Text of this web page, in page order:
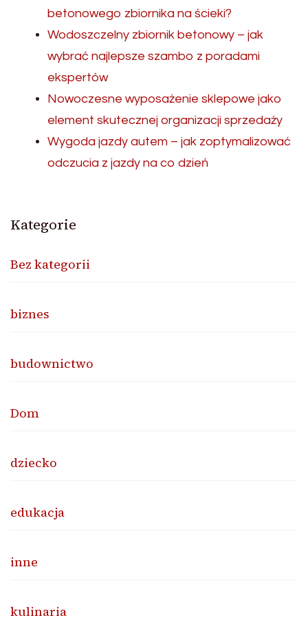
betonowego zbiornika na ścieki?
Wodoszczelny zbiornik betonowy – jak
wybrać najlepsze szambo z poradami
ekspertów
Nowoczesne wyposażenie sklepowe jako
element skutecznej organizacji sprzedaży
Wygoda jazdy autem – jak zoptymalizować
odczucia z jazdy na co dzień
Kategorie
Bez kategorii
biznes
budownictwo
Dom
dziecko
edukacja
inne
kulinaria